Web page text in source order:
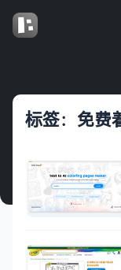
标签：免费